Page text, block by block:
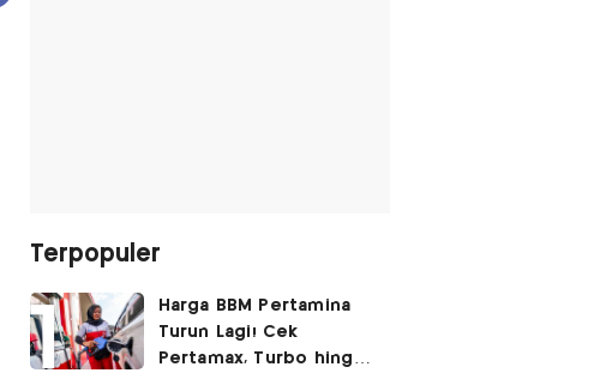
Terpopuler
Harga BBM Pertamina
Turun Lagi! Cek
Pertamax, Turbo hingga